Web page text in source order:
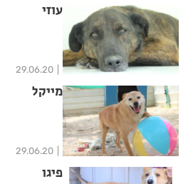
עוזי
29.06.20
מייקל
29.06.20
פיגו